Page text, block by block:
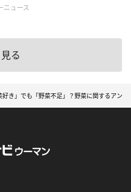
ニュース
る
好き」でも「野菜不足」？野菜に関するアンケ